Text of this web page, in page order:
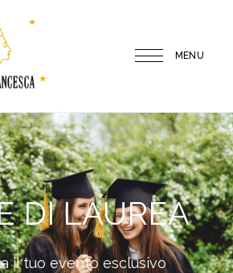
MENU
DI LAUREA
il tuo evento esclusivo